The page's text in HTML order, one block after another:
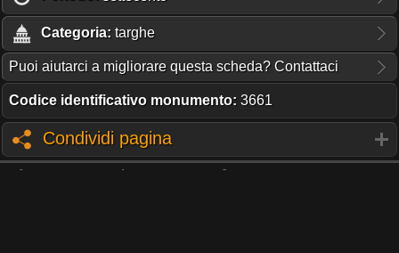
Categoria: targhe
Puoi aiutarci a migliorare questa scheda? Contattaci
Codice identificativo monumento: 3661
Condividi pagina